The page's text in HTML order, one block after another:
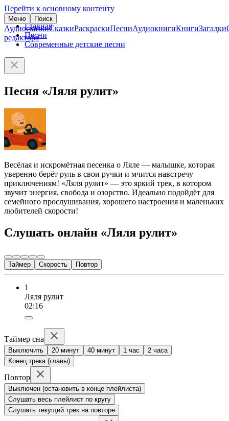
Перейти к основному контенту
Меню Поиск
АудиосказкиСказкиРаскраскиПесниАудиокнигиКнигиЗагадки
редактора
Главная
Песни
Современные детские песни
Песня «Ляля рулит»
Весёлая и искромётная песенка о Ляле — малышке, которая
уверенно берёт руль в свои ручки и мчится навстречу
приключениям! «Ляля рулит» — это яркий трек, в котором
звучит энергия, свобода и озорство. Идеально подойдёт для
семейного прослушивания, хорошего настроения и маленьких
любителей скорости!
Слушать онлайн «Ляля рулит»
Таймер Скорость Повтор
1
Ляля рулит
02:16
Таймер сна
Выключить 20 минут 40 минут 1 час
2 часа
Конец трека (главы)
Повтор
Выключен (остановить в конце плейлиста)
Слушать весь плейлист по кругу
Слушать текущий трек на повторе